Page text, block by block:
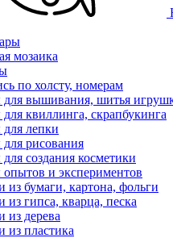
мозаика
по холсту, номерам
вышивания, шитья
квиллинга, скрапбукинга
лепки
рисования
создания косметики
и экспериментов
из бумаги, картона, фольги
из гипса, кварца, песка
из дерева
из пластика